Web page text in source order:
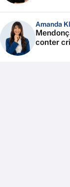
Amanda
conter